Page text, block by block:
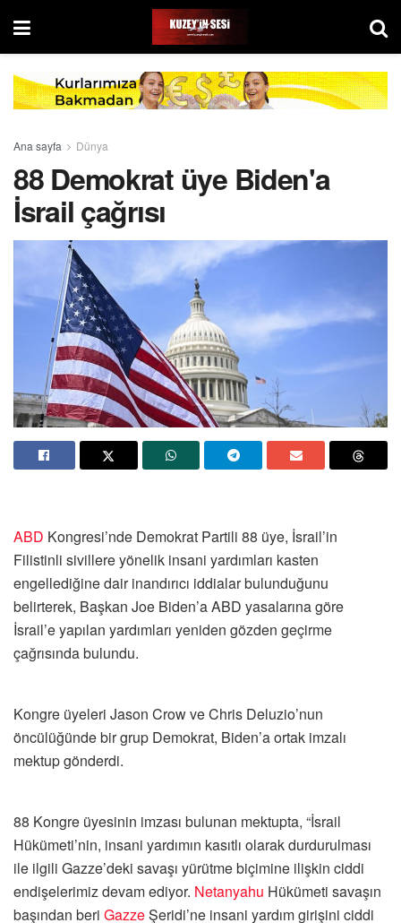
Ana sayfa Dünya
88 Demokrat üye Biden'a
İsrail çağrısı
ABD Kongresi’nde Demokrat Partili 88 üye, İsrail’in
Filistinli sivillere yönelik insani yardımları kasten
engellediğine dair inandırıcı iddialar bulunduğunu
belirterek, Başkan Joe Biden’a ABD yasalarına göre
İsrail’e yapılan yardımları yeniden gözden geçirme
çağrısında bulundu.
Kongre üyeleri Jason Crow ve Chris Deluzio’nun
öncülüğünde bir grup Demokrat, Biden’a ortak imzalı
mektup gönderdi.
88 Kongre üyesinin imzası bulunan mektupta, “İsrail
Hükümeti’nin, insani yardımın kasıtlı olarak durdurulması
ile ilgili Gazze’deki savaşı yürütme biçimine ilişkin ciddi
endişelerimiz devam ediyor. Netanyahu Hükümeti savaşın
başından beri GazzeŞeridi’ne insani yardım girişini ciddi